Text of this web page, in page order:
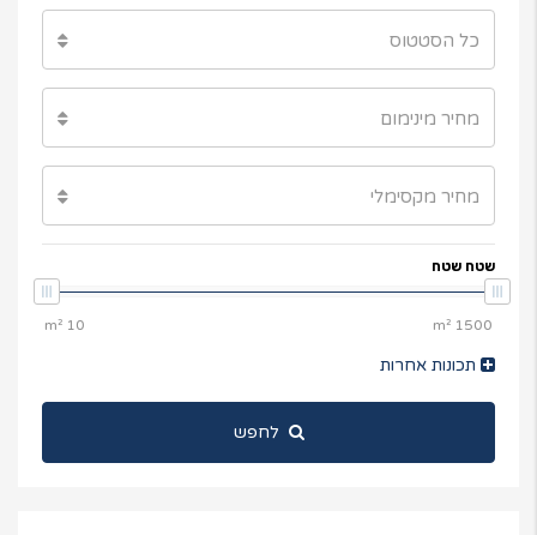
כל הסטטוס
מחיר מינימום
מחיר מקסימלי
שטח שטח
תכונות אחרות
לחפש